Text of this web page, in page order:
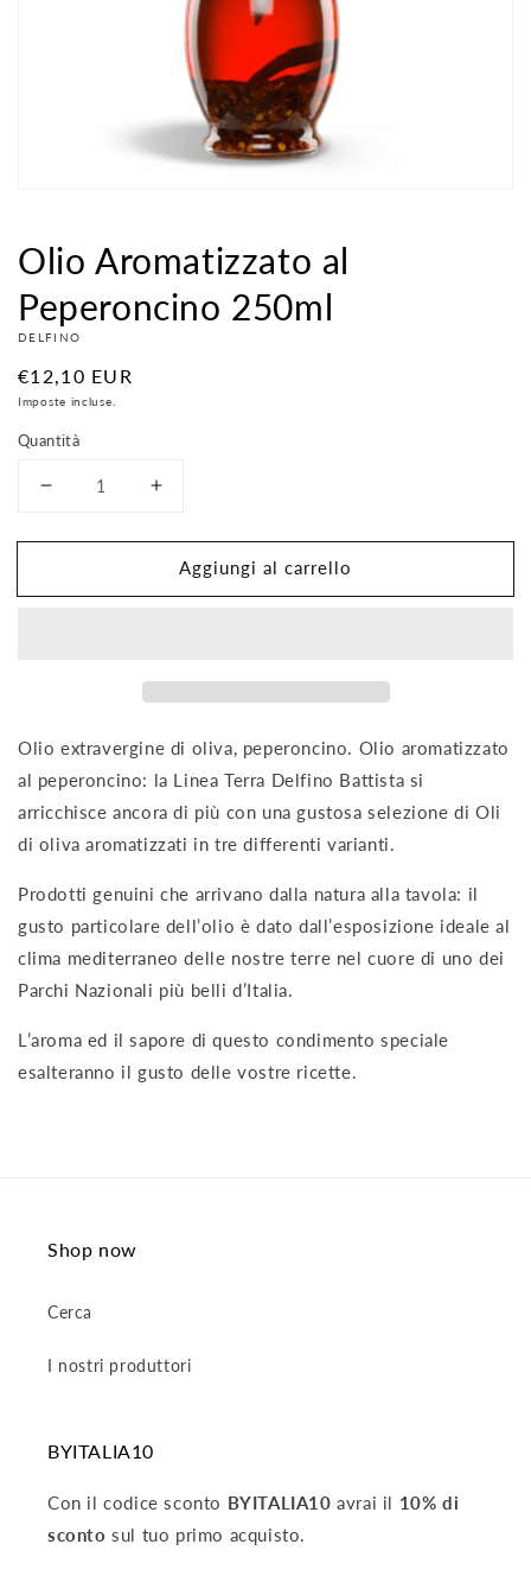
contenuti
multimediali
nella
modalità
galleria
Olio Aromatizzato al
Peperoncino 250ml
DELFINO
Prezzo
di
listino
€12,10 EUR
Imposte incluse.
Quantità
Diminuisci
per
Aromatizzato
Aumenta
per
Olio
Aromatizzato
250ml
Aggiungi al carrello
Olio extravergine di oliva, peperoncino. Olio aromatizzato
al peperoncino: la Linea Terra Delfino Battista si
arricchisce ancora di più con una gustosa selezione di Oli
di oliva aromatizzati in tre differenti varianti.
Prodotti genuini che arrivano dalla natura alla tavola: il
gusto particolare dell’olio è dato dall’esposizione ideale al
clima mediterraneo delle nostre terre nel cuore di uno dei
Parchi Nazionali più belli d’Italia.
L’aroma ed il sapore di questo condimento speciale
esalteranno il gusto delle vostre ricette.
Shop now
Cerca
I nostri produttori
BYITALIA10
Con il codice sconto BYITALIA10 avrai il 10% di
sconto sul tuo primo acquisto.